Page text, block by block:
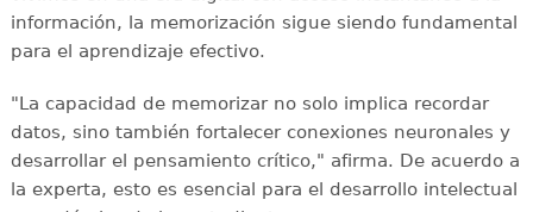
información, la memorización sigue siendo fundamental
para el aprendizaje efectivo.
"La capacidad de memorizar no solo implica recordar
datos, sino también fortalecer conexiones neuronales y
desarrollar el pensamiento crítico," afirma. De acuerdo a
la experta, esto es esencial para el desarrollo intelectual